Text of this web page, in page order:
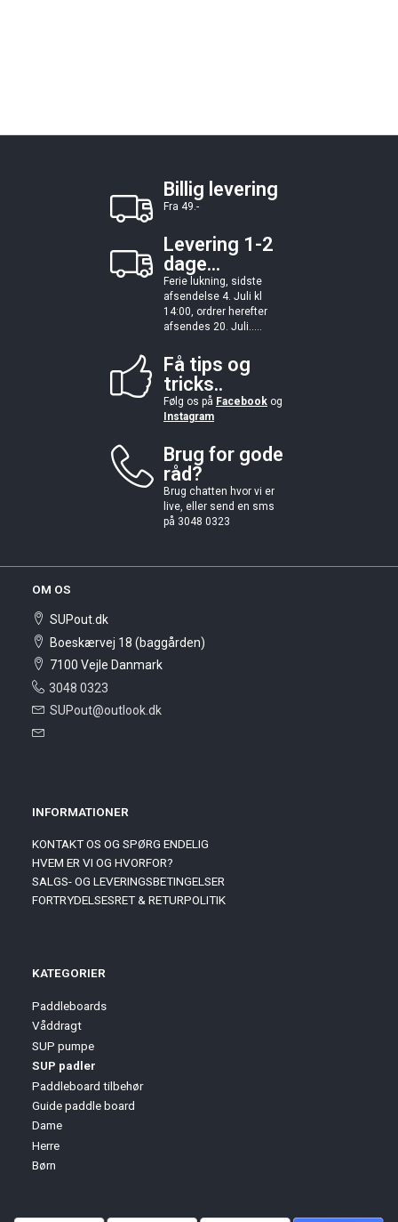
Billig levering
Fra 49.-
Levering 1-2
dage...
Ferie lukning, sidste
afsendelse 4. Juli kl
14:00, ordrer herefter
afsendes 20. Juli.....
Få tips og
tricks..
Følg os på Facebook og
Instagram
Brug for gode
råd?
Brug chatten hvor vi er
live, eller send en sms
på 3048 0323
OM OS
SUPout.dk
Boeskærvej 18 (baggården)
7100 Vejle Danmark
3048 0323
SUPout@outlook.dk
INFORMATIONER
KONTAKT OS OG SPØRG ENDELIG
HVEM ER VI OG HVORFOR?
SALGS- OG LEVERINGSBETINGELSER
FORTRYDELSESRET & RETURPOLITIK
KATEGORIER
Paddleboards
Våddragt
SUP pumpe
SUP padler
Paddleboard tilbehør
Guide paddle board
Dame
Herre
Børn